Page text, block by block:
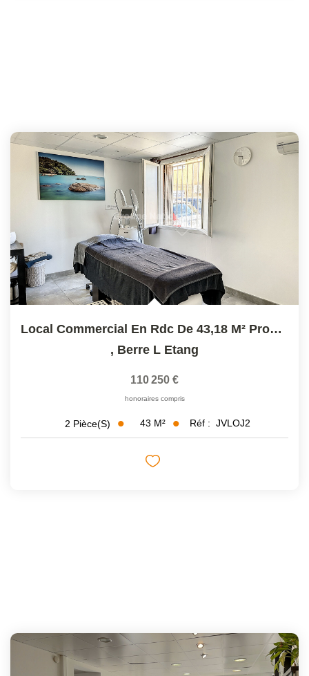
Local Commercial En Rdc De 43,18 M² Proche Centre Ville...
, Berre L Etang
110 250 €
honoraires compris
2 Pièce(s) 43 M² Réf : JVLOJ2